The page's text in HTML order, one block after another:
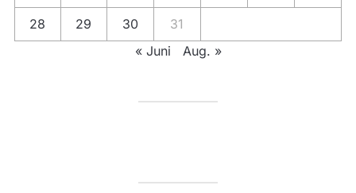
28 29 30
31
« Juni
Aug. »